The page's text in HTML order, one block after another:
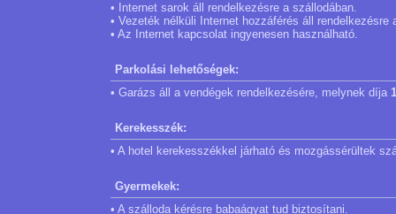
• Internet sarok áll rendelkezésre a szállodában.
• Vezeték nélküli Internet hozzáférés áll rendelkezésre
• Az Internet kapcsolat ingyenesen használható.
Parkolási lehetőségek:
• Garázs áll a vendégek rendelkezésére, melynek díja
Kerekesszék:
• A hotel kerekesszékkel járható és mozgássérültek
Gyermekek:
• A szálloda kérésre babaágyat tud biztosítani.